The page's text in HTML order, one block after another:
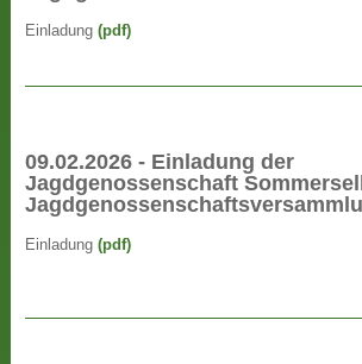
Einladung(pdf)
09.02.2026 - Einladung der
Jagdgenossenschaft
Einladung(pdf)